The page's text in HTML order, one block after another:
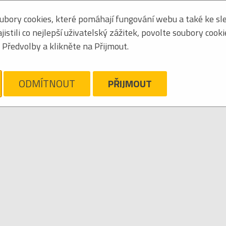
Seřadit podle: jména
výpis
cookies, které pomáhají fungování webu a také ke
co nejlepší uživatelský zážitek, povolte soubory
a klikněte na Přijmout.
ODMÍTNOUT PŘIJMOUT